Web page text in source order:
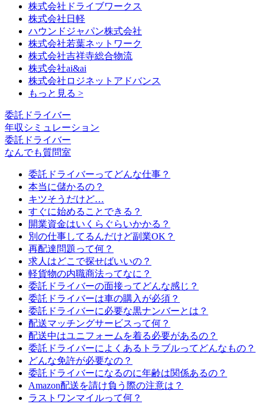
株式会社ドライブワークス
株式会社日軽
ハウンドジャパン株式会社
株式会社若葉ネットワーク
株式会社吉祥寺総合物流
株式会社ai&ai
株式会社ロジネットアドバンス
もっと見る >
委託ドライバー
年収シミュレーション
委託ドライバー
なんでも質問室
委託ドライバーってどんな仕事？
本当に儲かるの？
キツそうだけど…
すぐに始めることできる？
開業資金はいくらぐらいかかる？
別の仕事してるんだけど副業OK？
再配達問題って何？
求人はどこで探せばいいの？
軽貨物の内職商法ってなに？
委託ドライバーの面接ってどんな感じ？
委託ドライバーは車の購入が必須？
委託ドライバーに必要な黒ナンバーとは？
配送マッチングサービスって何？
配送中はユニフォームを着る必要があるの？
委託ドライバーによくあるトラブルってどんなもの？
どんな免許が必要なの？
委託ドライバーになるのに年齢は関係あるの？
Amazon配送を請け負う際の注意は？
ラストワンマイルって何？